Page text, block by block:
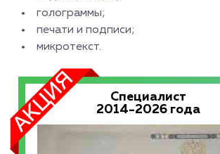
голограммы;
печати и подписи;
микротекст.
Специалист
2014-2026 года